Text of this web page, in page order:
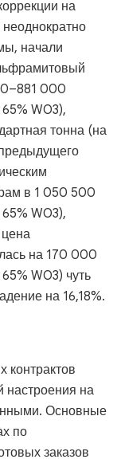
на
начали
000
WO3),
тонна (на
в 1 050 500
WO3),
на 170 000
WO3) чуть
на 16,18%.
контрактов
на
Основные
по
заказов